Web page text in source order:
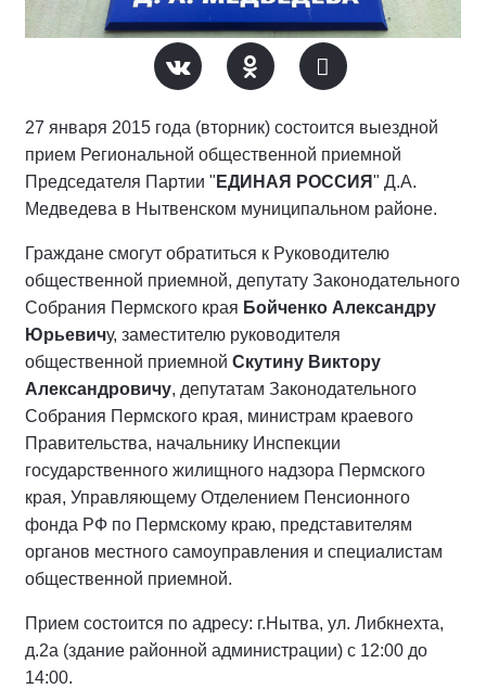
27 января 2015 года (вторник) состоится выездной
прием Региональной общественной приемной
Председателя Партии " ЕДИНАЯ РОССИЯ" Д.А.
Медведева в Нытвенском муниципальном районе.
Граждане смогут обратиться к Руководителю
общественной приемной, депутату Законодательного
Собрания Пермского края Бойченко Александру
Юрьевичу, заместителю руководителя
общественной приемной Скутину Виктору
Александровичу, депутатам Законодательного
Собрания Пермского края, министрам краевого
Правительства, начальнику Инспекции
государственного жилищного надзора Пермского
края, Управляющему Отделением Пенсионного
фонда РФ по Пермскому краю, представителям
органов местного самоуправления и специалистам
общественной приемной.
Прием состоится по адресу: г.Нытва, ул. Либкнехта,
д.2а (здание районной администрации) с 12:00 до
14:00.